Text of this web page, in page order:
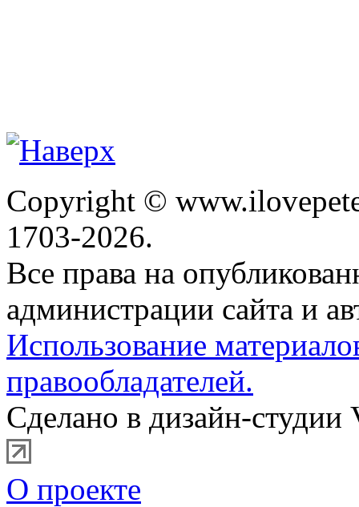
Copyright ©
1703-2026.
Все права на
администрации сайта и
Использование
правообладателей.
Сделано в дизайн-студии
О проекте